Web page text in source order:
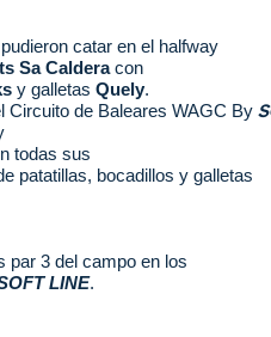
catar en el halfway
Sa Calderacon
y galletas Quely.
Circuito de Baleares WAGC By
todas sus
patatillas, bocadillos y galletas
par 3 del campo en los
LINE.